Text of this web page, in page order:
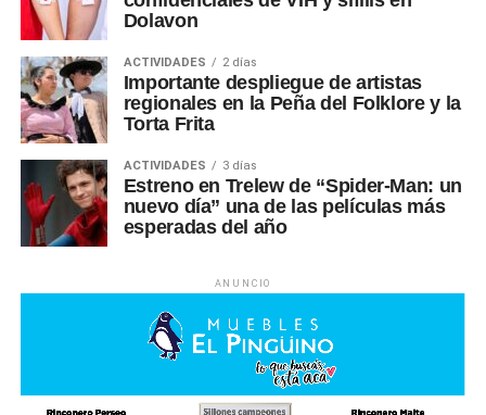
Dolavon
ACTIVIDADES 2 días
Importante despliegue de artistas
regionales en la Peña del Folklore y la
Torta Frita
ACTIVIDADES 3 días
Estreno en Trelew de “Spider-Man: un
nuevo día” una de las películas más
esperadas del año
ANUNCIO